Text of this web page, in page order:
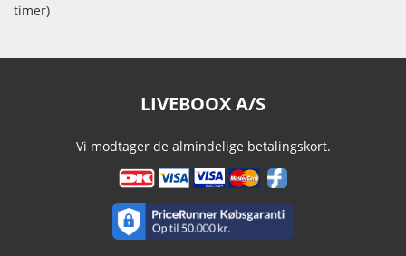
timer)
LIVEBOOX A/S
Vi modtager de almindelige betalingskort.